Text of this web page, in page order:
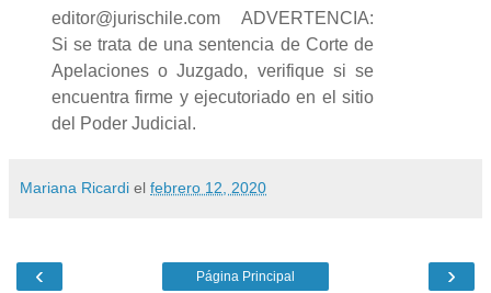
editor@jurischile.com ADVERTENCIA:
Si se trata de una sentencia de Corte de
Apelaciones o Juzgado, verifique si se
encuentra firme y ejecutoriado en el sitio
del Poder Judicial.
Mariana Ricardi el febrero 12, 2020
‹ ›
Página Principal